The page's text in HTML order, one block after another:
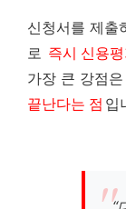
신청서를 제출
로 즉시 신용
가장 큰 강점
끝난다는 점 입